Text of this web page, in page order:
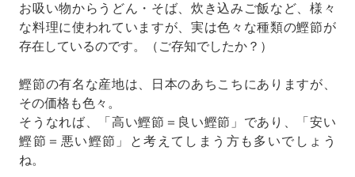
お吸い物からうどん・そば、炊き込みご飯など、様々
な料理に使われていますが、実は色々な種類の鰹節が
存在しているのです。（ご存知でしたか？）
鰹節の有名な産地は、日本のあちこちにありますが、
その価格も色々。
そうなれば、「高い鰹節＝良い鰹節」であり、「安い
鰹節＝悪い鰹節」と考えてしまう方も多いでしょう
ね。